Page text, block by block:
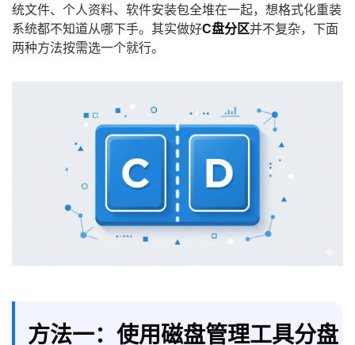
统文件、个人资料、软件安装包全堆在一起，想格式化重装
系统都不知道从哪下手。其实做好C盘分区并不复杂，下面
两种方法按需选一个就行。
方法一：使用磁盘管理工具分盘